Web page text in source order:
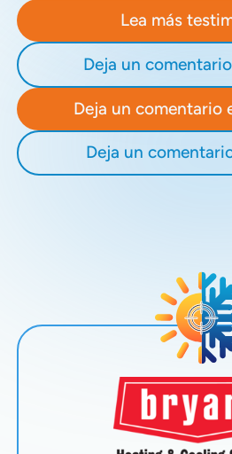
Lea más
Deja un
Deja un comentario
Deja un